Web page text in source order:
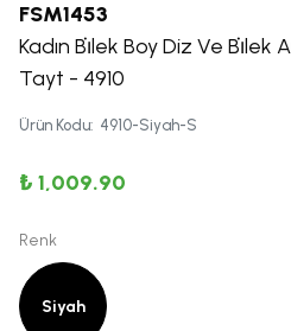
FSM1453
Kadın Bi̇lek Boy Diz Ve Bi̇lek
Tayt - 4910
Ürün Kodu: 4910-Siyah-S
₺ 1,009.90
Renk
Siyah